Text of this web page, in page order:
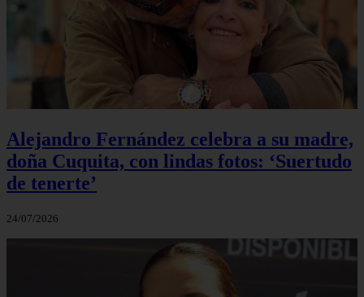
Alejandro Fernández celebra a su madre,
doña Cuquita, con lindas fotos: ‘Suertudo
de tenerte’
24/07/2026